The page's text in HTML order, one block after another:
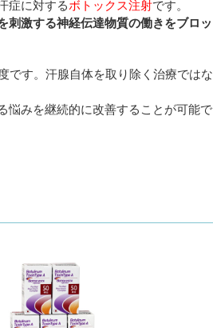
症に対するボトックス注射です。
刺激する神経伝達物質の働きをブロッ
です。汗腺自体を取り除く治療ではな
悩みを継続的に改善することが可能で